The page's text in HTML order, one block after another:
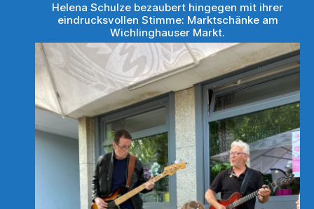
Helena Schulze bezaubert hingegen mit ihrer
eindrucksvollen Stimme: Marktschänke am
Wichlinghauser Markt.